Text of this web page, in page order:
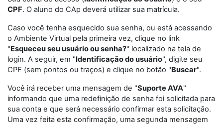
CPF. O aluno do CAp deverá utilizar sua matrícula.
Caso você tenha esquecido sua senha, ou está acessando
o Ambiente Virtual pela primeira vez, clique no link
"Esqueceu seu usuário ou senha?" localizado na tela de
login. A seguir, em "Identificação do usuário", digite seu
CPF (sem pontos ou traços) e clique no botão "Buscar".
Você irá receber uma mensagem de "Suporte AVA"
informando que uma redefinição de senha foi solicitada para
sua conta e que será necessário confirmar esta solicitação.
Uma vez feita esta confirmação, uma segunda mensagem